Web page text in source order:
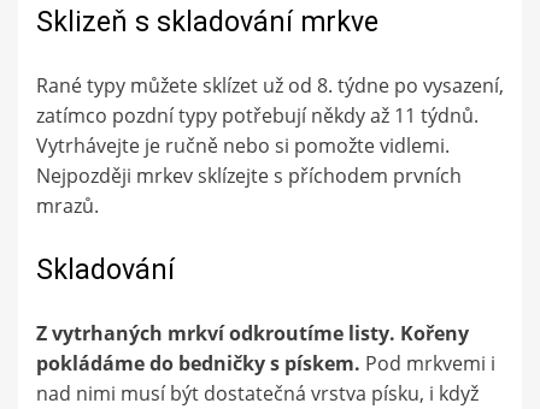
Sklizeň s skladování mrkve
Rané typy můžete sklízet už od 8. týdne po vysazení,
zatímco pozdní typy potřebují někdy až 11 týdnů.
Vytrhávejte je ručně nebo si pomožte vidlemi.
Nejpozději mrkev sklízejte s příchodem prvních
mrazů.
Skladování
Z vytrhaných mrkví odkroutíme listy. Kořeny
pokládáme do bedničky s pískem. Pod mrkvemi i
nad nimi musí být dostatečná vrstva písku, i když